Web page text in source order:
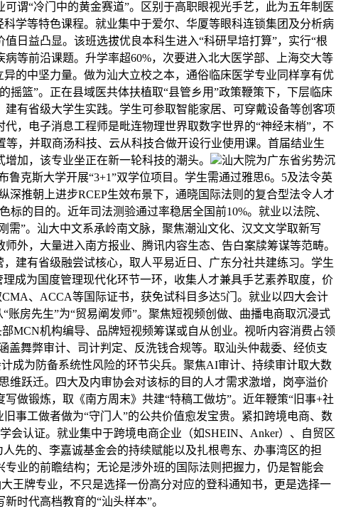
谓“冷门中的黄金赛道”。区别于高职眼视光手艺，此为五年制医
学等特色课程。就业集中于爱尔、华厦等眼科连锁集团及分析病
日益凸显。该班选拔优良本科生进入“科研早培打算”，实行“根
等前沿课题。升学率超60%，次要进入北大医学部、上海交大等
的中坚力量。做为汕大立校之本，通俗临床医学专业同样享有优
篮”。正在县域医共体扶植取“县管乡用”政策鞭策下，下层临床
有省级大学生实践。学生可参取智能家居、可穿戴设备等创客项
，电子消息工程师是毗连物理世界取数字世界的“神经末梢”，不
，并取商汤科技、云从科技合做开设行业使用课。首届结业生
加，该专业坐正在新一轮科技的潮头。
汕大院为广东省劣势沉
克斯大学开展“3+1”双学位项目。学生需通过雅思6。5及法令英
推朝上进步RCEP生效布景下，通晓国际法则的复合型法令人才
的目的。近年司法测验通过率稳居全国前10%。就业以法院、
”。汕大中文系承岭南文脉，聚焦潮汕文化、汉文文学取新写
外，大量进入南方报业、腾讯内容生态、告白案牍筹谋等范畴。
建有省级融尝试核心，取人平易近日、广东分社共建练习。学生
成为国度管理现代化环节一环，收集人才兼具手艺素养取度，价
、ACCA等国际证书，获免试科目多达5门。就业以四大会计
房先生”为“贸易阐发师”。聚焦短视频创做、曲播电商取沉浸式
MCN机构编导、品牌短视频筹谋或自从创业。视听内容消费占领
盖舞弊审计、司计判定、反洗钱合规等。取汕头仲裁委、经侦支
成为防备系统性风险的环节尖兵。聚焦AI审计、持续审计取大数
维跃迁。四大及内审协会对该标的目的人才需求激增，岗亭溢价
做锻炼，取《南方周末》共建“特稿工做坊”。近年鞭策“旧事+社
事工做者做为“守门人”的公共价值愈发宝贵。紧扣跨境电商、数
会认证。就业集中于跨境电商企业（如SHEIN、Anker）、自贸区
先的、李嘉诚基金会的持续赋能以及扎根粤东、办事湾区的担
业的前瞻结构；无论是涉外班的国际法则把握力，仍是智能会
王牌专业，不只是选择一份高分对应的登科通知书，更是选择一
时代高档教育的“汕头样本”。